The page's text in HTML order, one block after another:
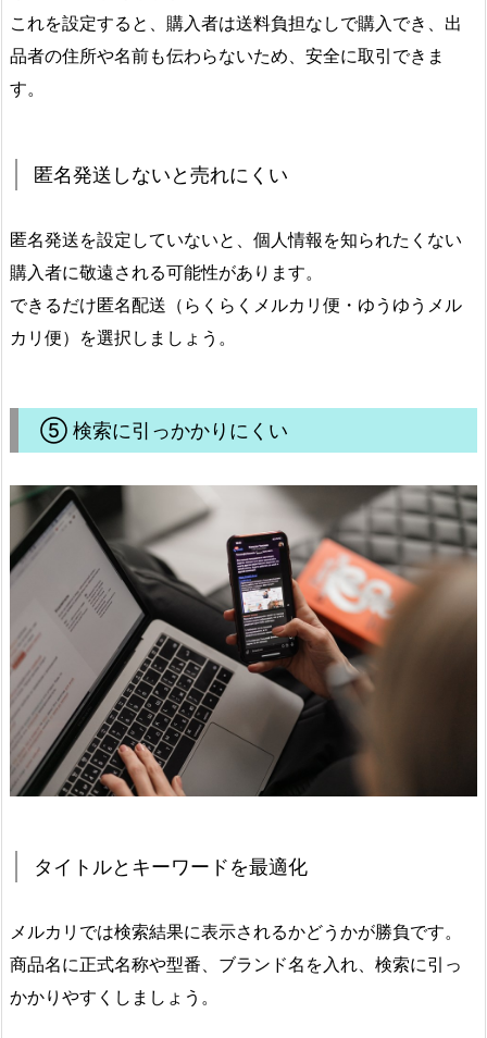
これを設定すると、購入者は送料負担なしで購入でき、出
品者の住所や名前も伝わらないため、安全に取引できま
す。
匿名発送しないと売れにくい
匿名発送を設定していないと、個人情報を知られたくない
購入者に敬遠される可能性があります。
できるだけ匿名配送（らくらくメルカリ便・ゆうゆうメル
カリ便）を選択しましょう。
⑤ 検索に引っかかりにくい
タイトルとキーワードを最適化
メルカリでは検索結果に表示されるかどうかが勝負です。
商品名に正式名称や型番、ブランド名を入れ、検索に引っ
かかりやすくしましょう。